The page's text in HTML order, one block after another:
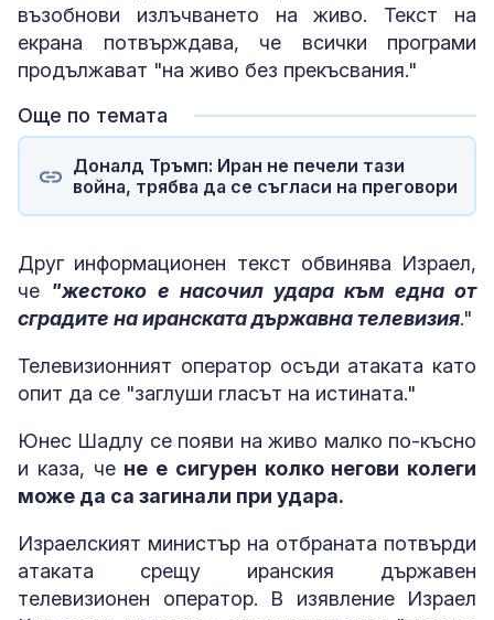
възобнови излъчването на живо. Текст на
екрана потвърждава, че всички програми
продължават "на живо без прекъсвания."
Още по темата
Доналд Тръмп: Иран не печели тази
война, трябва да се съгласи на преговори
Друг информационен текст обвинява Израел,
че "жестоко е насочил удара към една от
сградите на иранската държавна телевизия."
Телевизионният оператор осъди атаката като
опит да се "заглуши гласът на истината."
Юнес Шадлу се появи на живо малко по-късно
и каза, че не е сигурен колко негови колеги
може да са загинали при удара.
Израелският министър на отбраната потвърди
атаката срещу иранския държавен
телевизионен оператор. В изявление Израел